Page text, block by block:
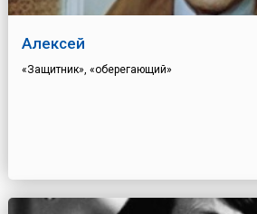
Алексей
«Защитник», «оберегающий»